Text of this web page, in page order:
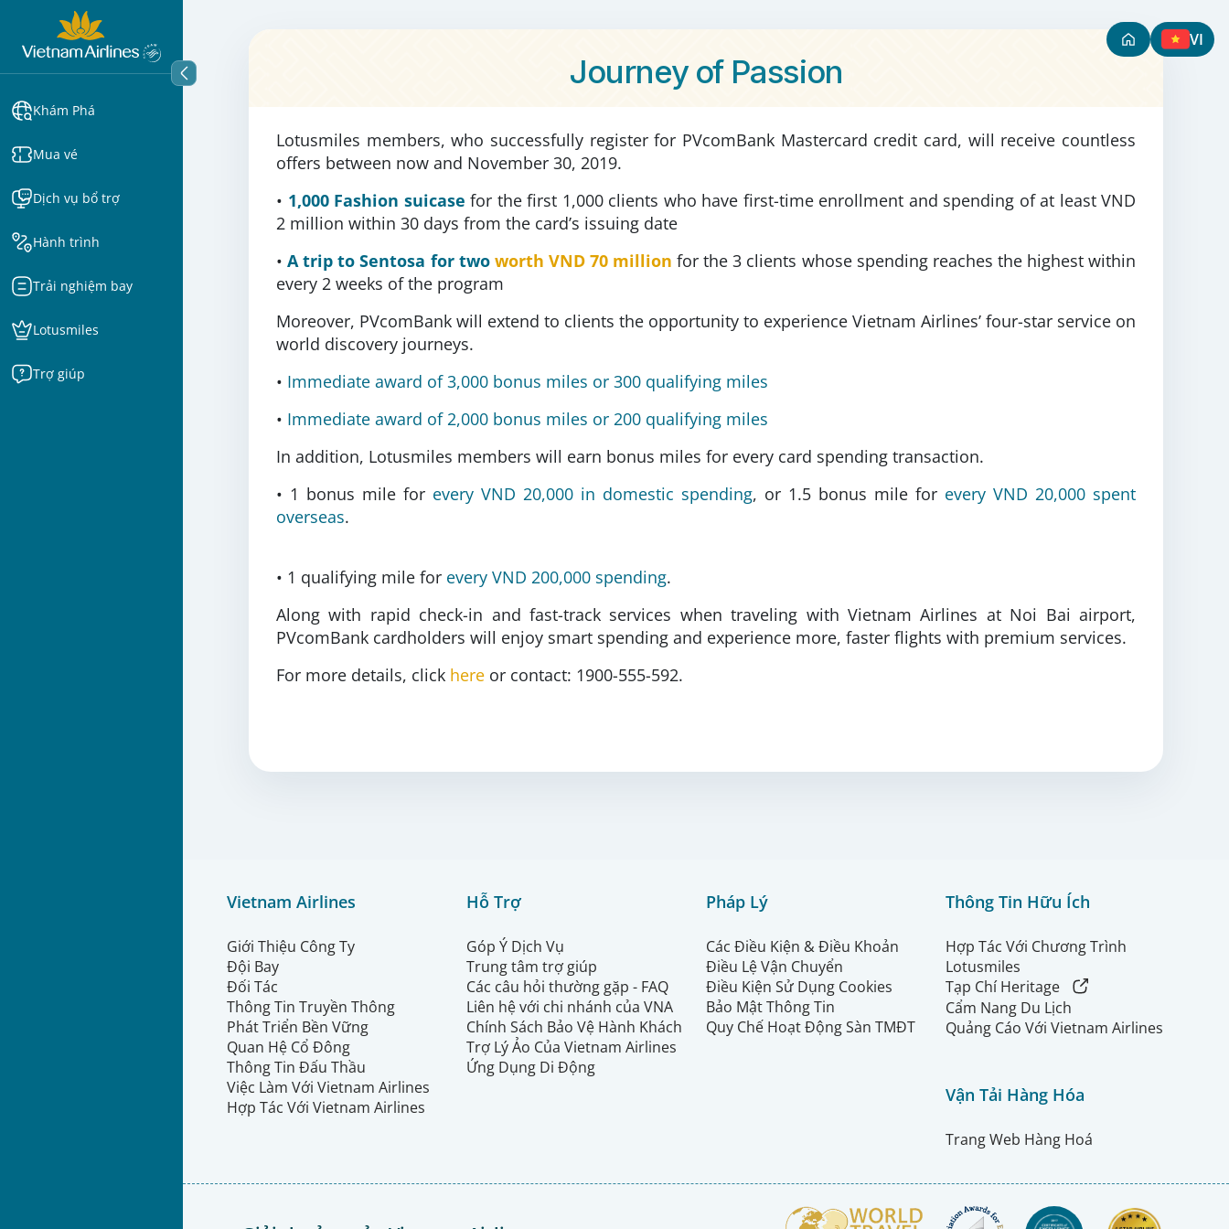
Khám Phá
Mua vé
Dịch vụ bổ trợ
Hành trình
Trải nghiệm bay
Lotusmiles
Trợ giúp
VI
Journey of Passion
Lotusmiles members, who successfully register for PVcomBank Mastercard credit card, will receive countless
offers between now and November 30, 2019.
• 1,000 Fashion suicase for the first 1,000 clients who have first-time enrollment and spending of at least VND
2 million within 30 days from the card’s issuing date
•A trip to Sentosa for two worth VND 70 million for the 3 clients whose spending reaches the highest within
every 2 weeks of the program
Moreover, PVcomBank will extend to clients the opportunity to experience Vietnam Airlines’ four-star service on
world discovery journeys.
• Immediate award of 3,000 bonus miles or 300 qualifying miles
• Immediate award of 2,000 bonus miles or 200 qualifying miles
In addition, Lotusmiles members will earn bonus miles for every card spending transaction.
• 1 bonus mile for every VND 20,000 in domestic spending, or 1.5 bonus mile for every VND 20,000 spent
overseas.
• 1 qualifying mile for every VND 200,000 spending.
Along with rapid check-in and fast-track services when traveling with Vietnam Airlines at Noi Bai airport,
PVcomBank cardholders will enjoy smart spending and experience more, faster flights with premium services.
For more details, click here or contact: 1900-555-592.
Vietnam Airlines
Giới Thiệu Công Ty
Đội Bay
Đối Tác
Thông Tin Truyền Thông
Phát Triển Bền Vững
Quan Hệ Cổ Đông
Thông Tin Đấu Thầu
Việc Làm Với Vietnam Airlines
Hợp Tác Với Vietnam Airlines
Hỗ Trợ
Góp Ý Dịch Vụ
Trung tâm trợ giúp
Các câu hỏi thường gặp - FAQ
Liên hệ với chi nhánh của VNA
Chính Sách Bảo Vệ Hành Khách
Trợ Lý Ảo Của Vietnam Airlines
Ứng Dụng Di Động
Pháp Lý
Các Điều Kiện & Điều Khoản
Điều Lệ Vận Chuyển
Điều Kiện Sử Dụng Cookies
Bảo Mật Thông Tin
Quy Chế Hoạt Động Sàn TMĐT
Thông Tin Hữu Ích
Hợp Tác Với Chương Trình
Lotusmiles
Tạp Chí Heritage
Cẩm Nang Du Lịch
Quảng Cáo Với Vietnam Airlines
Vận Tải Hàng Hóa
Trang Web Hàng Hoá